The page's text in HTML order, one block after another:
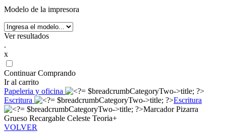
Modelo de la impresora
Ver resultados
.
x
Continuar Comprando
Ir al carrito
Papeleria y oficina
Escritura
Escritura
Marcador Pizarra
Grueso Recargable Celeste Teoria+
VOLVER